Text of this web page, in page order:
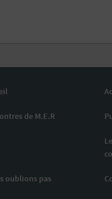
de M.E.R
oublions pas